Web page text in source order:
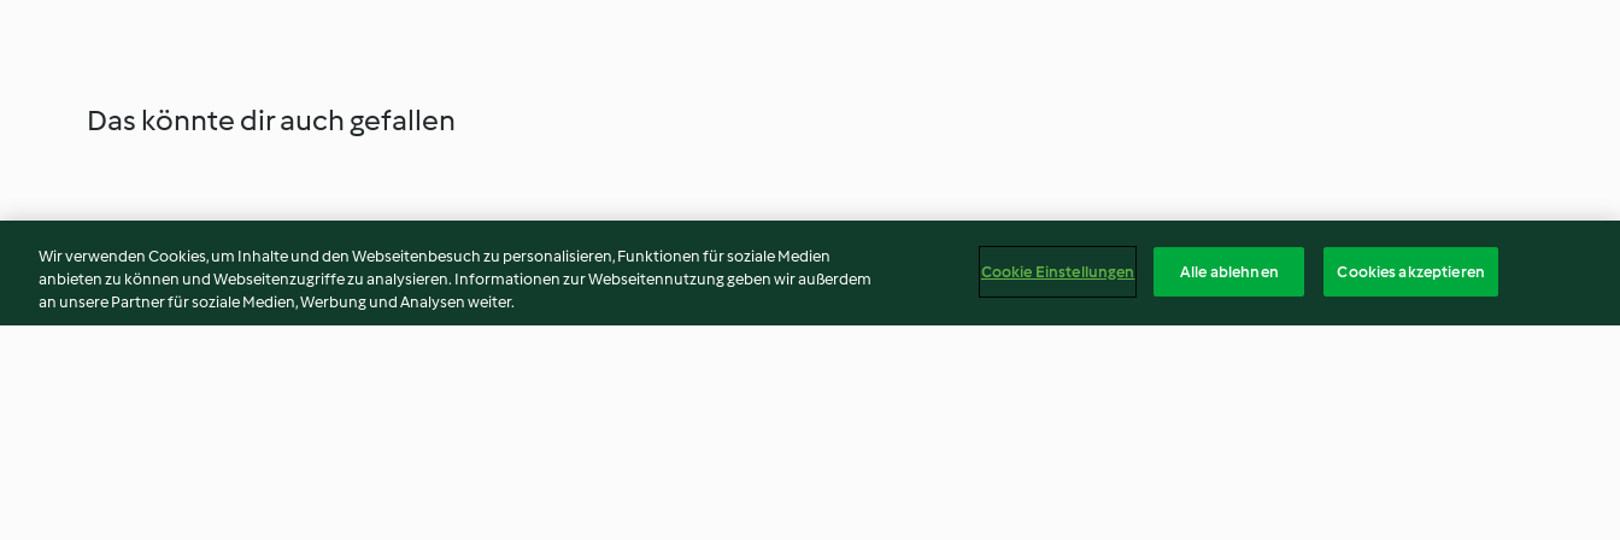
Das könnte dir auch gefallen
Wir verwenden Cookies, um Inhalte und den Webseitenbesuch zu personalisieren, Funktionen für soziale Medien
anbieten zu können und Webseitenzugriffe zu analysieren. Informationen zur Webseitennutzung geben wir außerdem
an unsere Partner für soziale Medien, Werbung und Analysen weiter.
Cookie Einstellungen Alle ablehnen Cookies akzeptieren